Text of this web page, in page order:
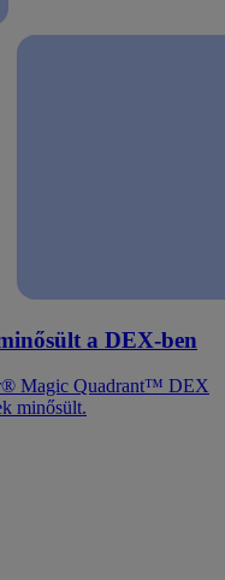
a DEX-ben
Magic Quadrant™ DEX
minősült.